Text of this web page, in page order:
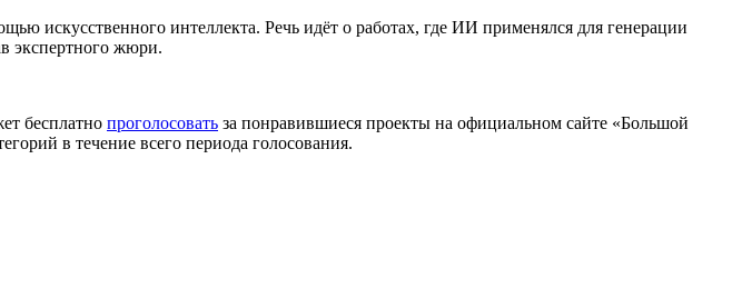
искусственного интеллекта. Речь идёт о работах, где ИИ применялся для генерации
экспертного жюри.
бесплатно проголосовать за понравившиеся проекты на официальном сайте «Большой
в течение всего периода голосования.